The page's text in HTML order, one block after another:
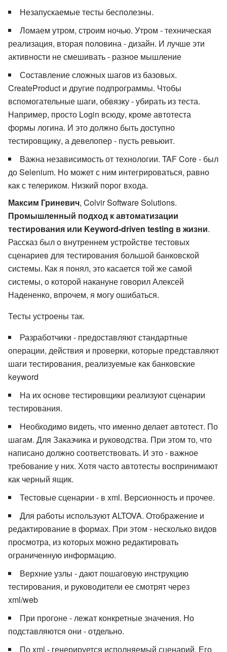
Незапускаемые тесты бесполезны.
Ломаем утром, строим ночью. Утром - техническая
реализация, вторая половина - дизайн. И лучше эти
активности не смешивать - разное мышление
Составление сложных шагов из базовых.
CreateProduct и другие подпрограммы. Чтобы
вспомогательные шаги, обвязку - убирать из теста.
Например, просто Login всюду, кроме автотеста
формы логина. И это должно быть доступно
тестировщику, а девелопер - пусть ревьюит.
Важна независимость от технологии. TAF Core - был
до Selenium. Но может с ним интегрироваться, равно
как с телериком. Низкий порог входа.
Максим Гриневич, Colvir Software Solutions.
Промышленный подход к автоматизации
тестирования или Keyword-driven testing в жизни.
Рассказ был о внутреннем устройстве тестовых
сценариев для тестирования большой банковской
системы. Как я понял, это касается той же самой
системы, о которой накануне говорил Алексей
Надененко, впрочем, я могу ошибаться.
Тесты устроены так.
Разработчики - предоставляют стандартные
операции, действия и проверки, которые представляют
шаги тестирования, реализуемые как банковские
keyword
На их основе тестировщики реализуют сценарии
тестирования.
Необходимо видеть, что именно делает автотест. По
шагам. Для Заказчика и руководства. При этом то, что
написано должно соответствовать. И это - важное
требование у них. Хотя часто автотесты воспринимают
как черный ящик.
Тестовые сценарии - в xml. Версионность и прочее.
Для работы используют ALTOVA. Отображение и
редактирование в формах. При этом - несколько видов
просмотра, из которых можно редактировать
ограниченную информацию.
Верхние узлы - дают пошаговую инструкцию
тестирования, и руководители ее смотрят через
xml/web
При прогоне - лежат конкретные значения. Но
подставляются они - отдельно.
По xml - генерируется исполняемый сценарий. Его